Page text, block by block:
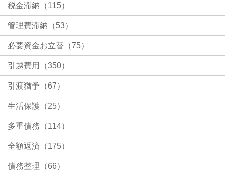
税金滞納（115）
管理費滞納（53）
必要資金お立替（75）
引越費用（350）
引渡猶予（67）
生活保護（25）
多重債務（114）
全額返済（175）
債務整理（66）